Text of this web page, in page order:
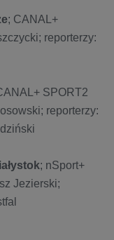
; CANAL+
reporterzy:
SPORT2
reporterzy:
; nSport+
Jezierski;